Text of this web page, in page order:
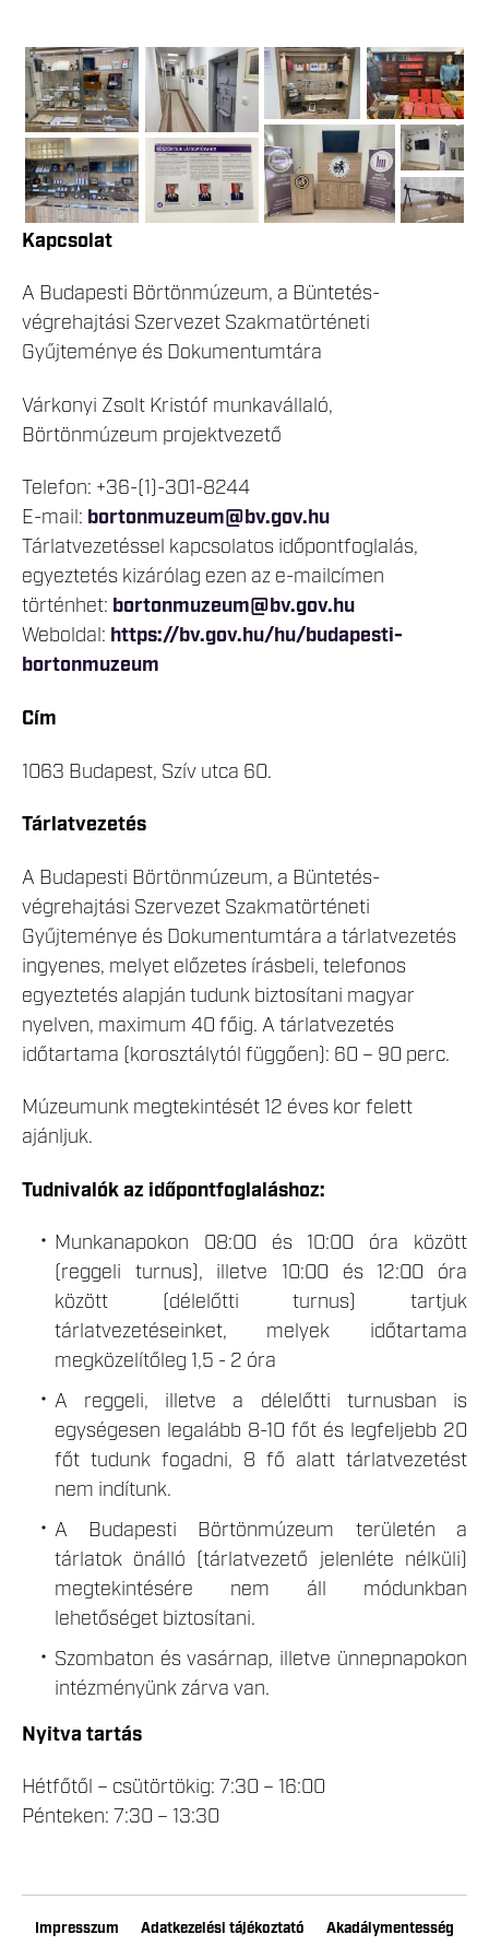
Kapcsolat
A Budapesti Börtönmúzeum, a Büntetés-
végrehajtási Szervezet Szakmatörténeti
Gyűjteménye és Dokumentumtára
Várkonyi Zsolt Kristóf munkavállaló,
Börtönmúzeum projektvezető
Telefon: +36-(1)-301-8244
E-mail: bortonmuzeum@bv.gov.hu
Tárlatvezetéssel kapcsolatos időpontfoglalás,
egyeztetés kizárólag ezen az e-mailcímen
történhet: bortonmuzeum@bv.gov.hu
Weboldal: https://bv.gov.hu/hu/budapesti-
bortonmuzeum
Cím
1063 Budapest, Szív utca 60.
Tárlatvezetés
A Budapesti Börtönmúzeum, a Büntetés-
végrehajtási Szervezet Szakmatörténeti
Gyűjteménye és Dokumentumtára a tárlatvezetés
ingyenes, melyet előzetes írásbeli, telefonos
egyeztetés alapján tudunk biztosítani magyar
nyelven, maximum 40 főig. A tárlatvezetés
időtartama (korosztálytól függően): 60 – 90 perc.
Múzeumunk megtekintését 12 éves kor felett
ajánljuk.
Tudnivalók az időpontfoglaláshoz:
Munkanapokon 08:00 és 10:00 óra között
(reggeli turnus), illetve 10:00 és 12:00 óra
között (délelőtti turnus) tartjuk
tárlatvezetéseinket, melyek időtartama
megközelítőleg 1,5 - 2 óra
A reggeli, illetve a délelőtti turnusban is
egységesen legalább 8-10 főt és legfeljebb 20
főt tudunk fogadni, 8 fő alatt tárlatvezetést
nem indítunk.
A Budapesti Börtönmúzeum területén a
tárlatok önálló (tárlatvezető jelenléte nélküli)
megtekintésére nem áll módunkban
lehetőséget biztosítani.
Szombaton és vasárnap, illetve ünnepnapokon
intézményünk zárva van.
Nyitva tartás
Hétfőtől – csütörtökig: 7:30 – 16:00
Pénteken: 7:30 – 13:30
Impresszum Adatkezelési tájékoztató Akadálymentesség